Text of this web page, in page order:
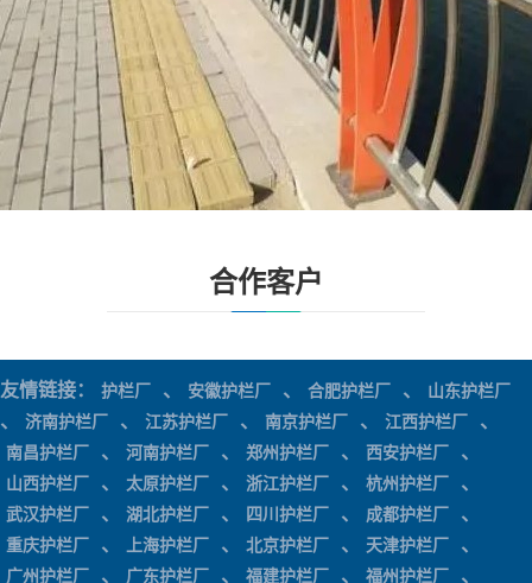
合作客户
友情链接： 护栏厂 、 安徽护栏厂 、 合肥护栏厂 、 山东护栏厂
、 济南护栏厂 、 江苏护栏厂 、 南京护栏厂 、 江西护栏厂 、
南昌护栏厂 、 河南护栏厂 、 郑州护栏厂 、 西安护栏厂 、
山西护栏厂 、 太原护栏厂 、 浙江护栏厂 、 杭州护栏厂 、
武汉护栏厂 、 湖北护栏厂 、 四川护栏厂 、 成都护栏厂 、
重庆护栏厂 、 上海护栏厂 、 北京护栏厂 、 天津护栏厂 、
广州护栏厂 、 广东护栏厂 、 福建护栏厂 、 福州护栏厂 、